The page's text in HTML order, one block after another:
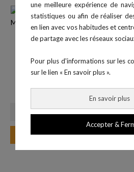
une meilleure expérience de
statistiques ou afin de réaliser
en lien avec vos habitudes et
de partage avec les réseaux
Pour plus d'informations sur les
sur le lien « En savoir plus ».
En savoir plus
Accepter &
Ajouter au panier